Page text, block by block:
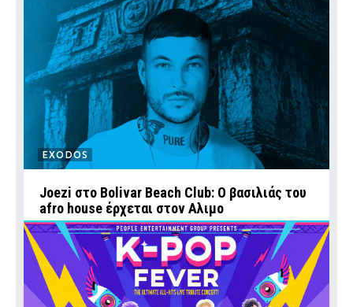
EXODOS
Joezi στο Bolivar Beach Club: Ο βασιλιάς του
afro house έρχεται στον Αλιμο